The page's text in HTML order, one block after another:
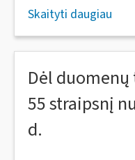
Skaityti daugiau
Dėl
55 straipsnį
d.